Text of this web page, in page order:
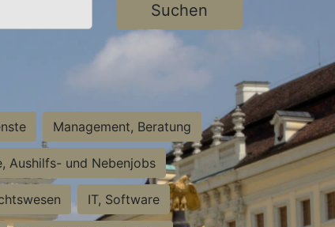
Suchen
Management, Beratung
Aushilfs- und Nebenjobs
IT, Software